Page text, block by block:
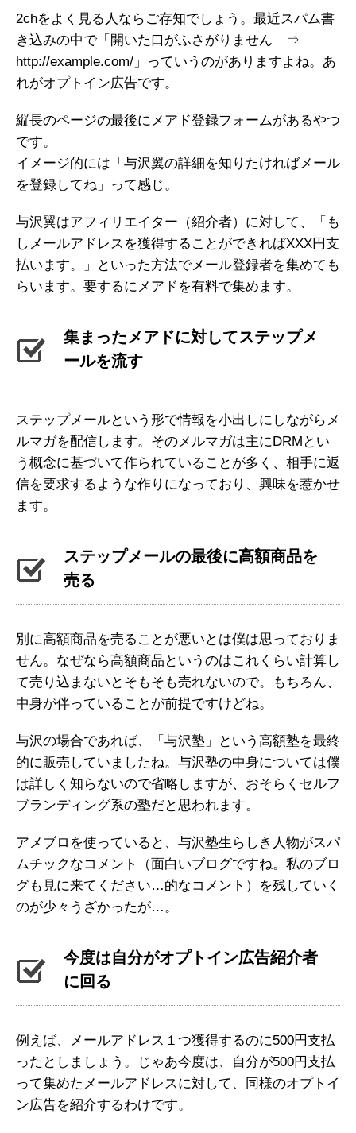
2chをよく見る人ならご存知でしょう。最近スパム書
き込みの中で「開いた口がふさがりません ⇒
http://example.com/」っていうのがありますよね。あ
れがオプトイン広告です。
縦長のページの最後にメアド登録フォームがあるやつ
です。
イメージ的には「与沢翼の詳細を知りたければメール
を登録してね」って感じ。
与沢翼はアフィリエイター（紹介者）に対して、「も
しメールアドレスを獲得することができればXXX円支
払います。」といった方法でメール登録者を集めても
らいます。要するにメアドを有料で集めます。
集まったメアドに対してステップメ
ールを流す
ステップメールという形で情報を小出しにしながらメ
ルマガを配信します。そのメルマガは主にDRMとい
う概念に基づいて作られていることが多く、相手に返
信を要求するような作りになっており、興味を惹かせ
ます。
ステップメールの最後に高額商品を
売る
別に高額商品を売ることが悪いとは僕は思っておりま
せん。なぜなら高額商品というのはこれくらい計算し
て売り込まないとそもそも売れないので。もちろん、
中身が伴っていることが前提ですけどね。
与沢の場合であれば、「与沢塾」という高額塾を最終
的に販売していましたね。与沢塾の中身については僕
は詳しく知らないので省略しますが、おそらくセルフ
ブランディング系の塾だと思われます。
アメブロを使っていると、与沢塾生らしき人物がスパ
ムチックなコメント（面白いブログですね。私のブロ
グも見に来てください…的なコメント）を残していく
のが少々うざかったが…。
今度は自分がオプトイン広告紹介者
に回る
例えば、メールアドレス１つ獲得するのに500円支払
ったとしましょう。じゃあ今度は、自分が500円支払
って集めたメールアドレスに対して、同様のオプトイ
ン広告を紹介するわけです。